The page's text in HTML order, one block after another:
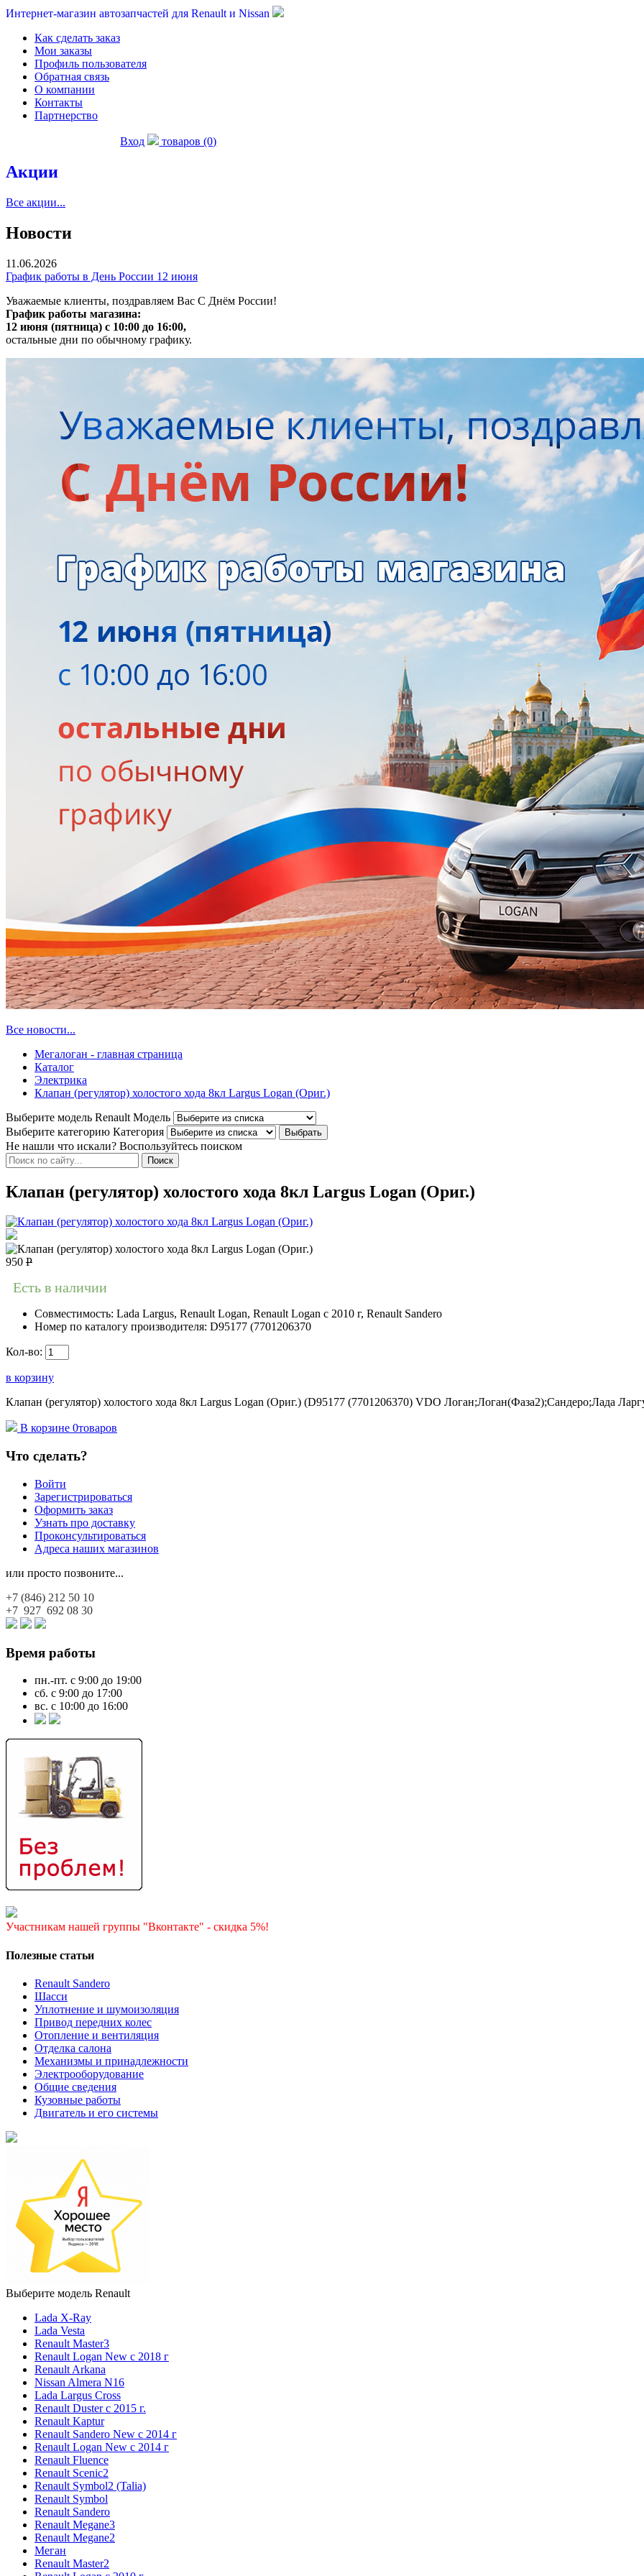
Интернет-магазин автозапчастей для Renault и Nissan
Как сделать заказ
Мои заказы
Профиль пользователя
Обратная связь
О компании
Контакты
Партнерство
Вход товаров (0)
Акции
Все акции...
Новости
11.06.2026
График работы в День России 12 июня
Уважаемые клиенты, поздравляем Вас С Днём России!
График работы магазина:
12 июня (пятница) с 10:00 до 16:00,
остальные дни по обычному графику.
Все новости...
Мегалоган - главная страница
Каталог
Электрика
Клапан (регулятор) холостого хода 8кл Largus Logan (Ориг.)
Выберите модель Renault Модель
Выберите категорию Категория
Не нашли что искали? Воспользуйтесь поиском
Клапан (регулятор) холостого хода 8кл Largus Logan (Ориг.)
950 Р
Есть в наличии
Совместимость: Lada Largus, Renault Logan, Renault Logan c 2010 г, Renault Sandero
Номер по каталогу производителя: D95177 (7701206370
Кол-во:
в корзину
Клапан (регулятор) холостого хода 8кл Largus Logan (Ориг.) (D95177 (7701206370) VDO Логан;Логан(Фаза2);Сандеро;Лада
В корзине 0товаров
Что сделать?
Войти
Зарегистрироваться
Оформить заказ
Узнать про доставку
Проконсультироваться
Адреса наших магазинов
или просто позвоните...
+7 (846) 212 50 10
+7 927 692 08 30
Время работы
пн.-пт. с 9:00 до 19:00
сб. с 9:00 до 17:00
вс. с 10:00 до 16:00
Участникам нашей группы "Вконтакте" - скидка 5%!
Полезные статьи
Renault Sandero
Шасси
Уплотнение и шумоизоляция
Привод передних колес
Отопление и вентиляция
Отделка салона
Механизмы и принадлежности
Электрооборудование
Общие сведения
Кузовные работы
Двигатель и его системы
Выберите модель Renault
Lada X-Ray
Lada Vesta
Renault Master3
Renault Logan New с 2018 г
Renault Arkana
Nissan Almera N16
Lada Largus Cross
Renault Duster с 2015 г.
Renault Kaptur
Renault Sandero New с 2014 г
Renault Logan New с 2014 г
Renault Fluence
Renault Scenic2
Renault Symbol2 (Talia)
Renault Symbol
Renault Sandero
Renault Megane3
Renault Megane2
Меган
Renault Master2